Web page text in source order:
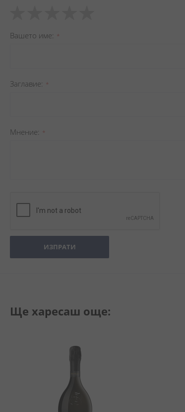
star
stars
stars
stars
stars
Вашето име
Заглавиe
Мнение
ИЗПРАТИ
Ще харесаш още: